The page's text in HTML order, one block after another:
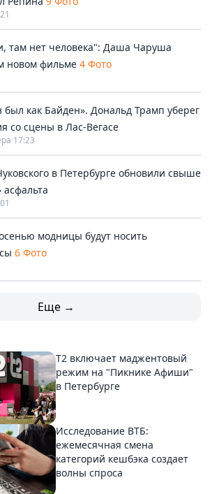
там нет человека": Даша Чаруша
новом фильме 4 Фото
был как Байден». Дональд Трамп уберег
со сцены в Лас-Вегасе
17:23
в Петербурге обновили свыше
асфальта
модницы будут носить
6 Фото
Еще →
Т2 включает маджентовый
режим на "Пикнике Афиши"
в Петербурге
Исследование ВТБ:
ежемесячная смена
категорий кешбэка создает
волны спроса